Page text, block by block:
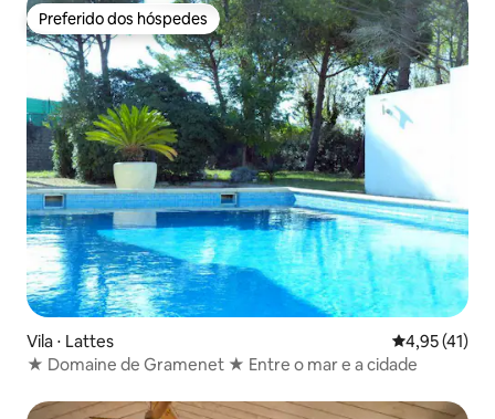
Preferido dos hóspedes
Preferido dos hóspedes
Vila ⋅ Lattes 4,95 de uma
4,95 (41)
★ Domaine de Gramenet ★ Entre o mar e a cidade